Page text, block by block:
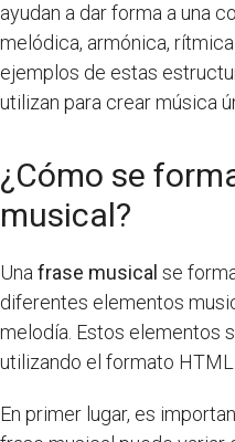
ayudan a dar forma a una
melódica, armónica,
ejemplos de estas
utilizan para crear música
¿Cómo se
musical?
Una frase musical se
diferentes elementos
melodía. Estos elementos
utilizando el formato HTML.
En primer lugar, es